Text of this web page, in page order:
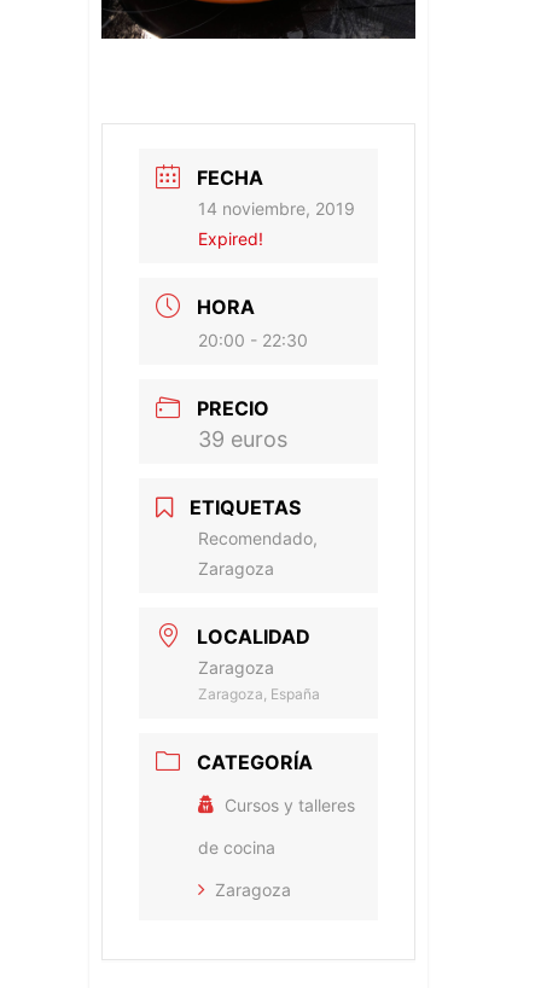
FECHA
14 noviembre, 2019
Expired!
HORA
20:00 - 22:30
PRECIO
39 euros
ETIQUETAS
Recomendado,
Zaragoza
LOCALIDAD
Zaragoza
Zaragoza, España
CATEGORÍA
Cursos y talleres
de cocina
Zaragoza